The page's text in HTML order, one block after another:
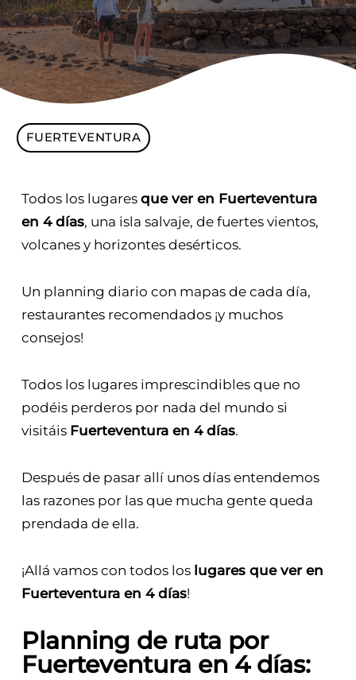
FUERTEVENTURA
Todos los lugares que ver en Fuerteventura
en 4 días, una isla salvaje, de fuertes vientos,
volcanes y horizontes desérticos.
Un planning diario con mapas de cada día,
restaurantes recomendados ¡y muchos
consejos!
Todos los lugares imprescindibles que no
podéis perderos por nada del mundo si
visitáis Fuerteventura en 4 días.
Después de pasar allí unos días entendemos
las razones por las que mucha gente queda
prendada de ella.
¡Allá vamos con todos los lugares que ver en
Fuerteventura en 4 días!
Planning de ruta por
Fuerteventura en 4 días: